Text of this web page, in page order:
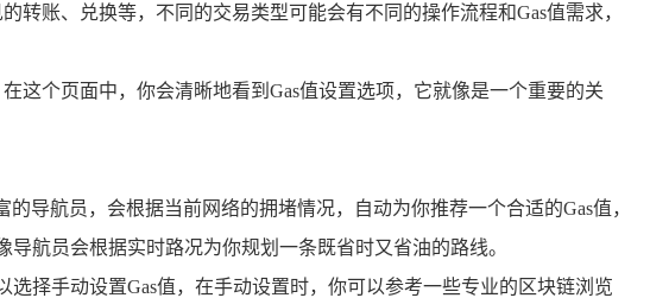
账、兑换等，不同的交易类型可能会有不同的操作流程和Gas值需求，
这个页面中，你会清晰地看到Gas值设置选项，它就像是一个重要的关
导航员，会根据当前网络的拥堵情况，自动为你推荐一个合适的Gas值，
航员会根据实时路况为你规划一条既省时又省油的路线。
择手动设置Gas值，在手动设置时，你可以参考一些专业的区块链浏览